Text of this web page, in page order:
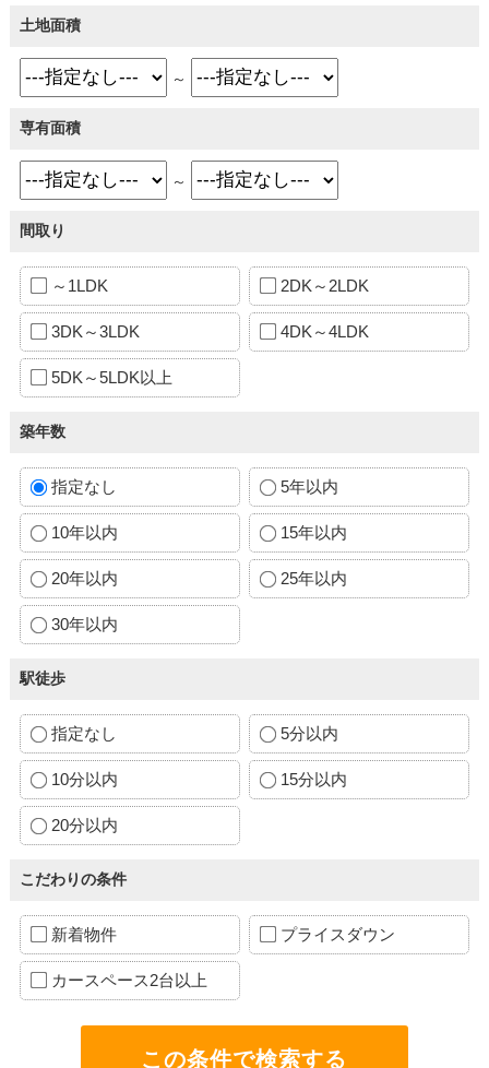
土地面積
～
専有面積
～
間取り
～1LDK 2DK～2LDK
3DK～3LDK 4DK～4LDK
5DK～5LDK以上
築年数
指定なし 5年以内
10年以内 15年以内
20年以内 25年以内
30年以内
駅徒歩
指定なし 5分以内
10分以内 15分以内
20分以内
こだわりの条件
新着物件 プライスダウン
カースペース2台以上